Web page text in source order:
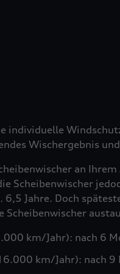
individuelle
Wischergebnis
an
Scheibenwischer
6,5 Jahre. Doch
Scheibenwischer
km/Jahr): nach 6
km/Jahr): nach 9